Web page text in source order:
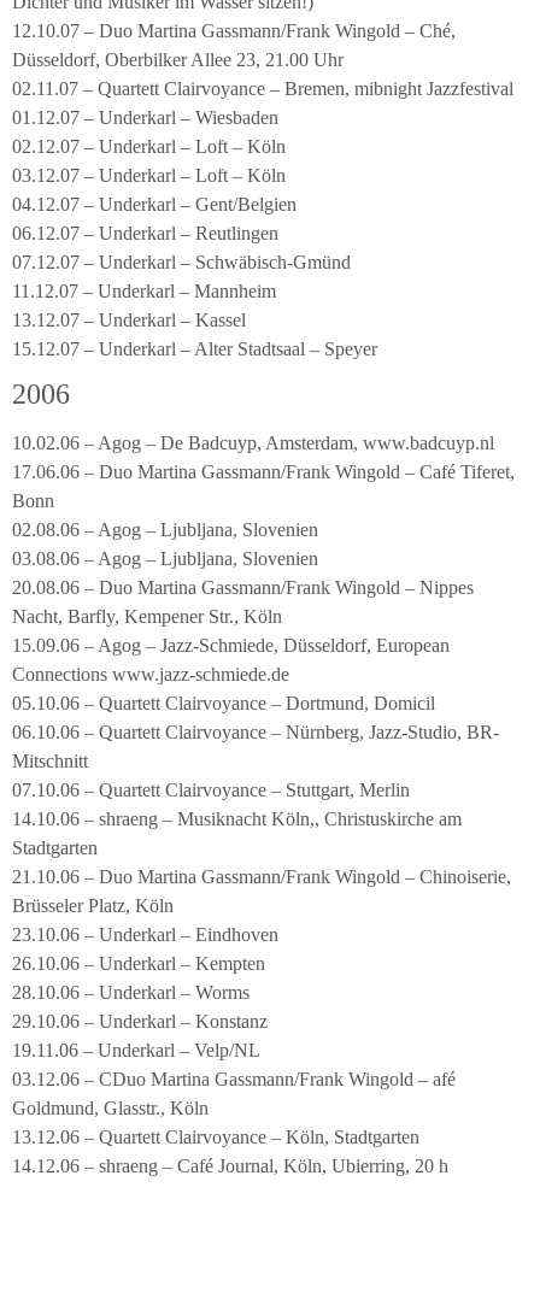
12.10.07 – Duo Martina Gassmann/Frank Wingold – Ché,
Düsseldorf, Oberbilker Allee 23, 21.00 Uhr
02.11.07 – Quartett Clairvoyance – Bremen, mibnight Jazzfestival
01.12.07 – Underkarl – Wiesbaden
02.12.07 – Underkarl – Loft – Köln
03.12.07 – Underkarl – Loft – Köln
04.12.07 – Underkarl – Gent/Belgien
06.12.07 – Underkarl – Reutlingen
07.12.07 – Underkarl – Schwäbisch-Gmünd
11.12.07 – Underkarl – Mannheim
13.12.07 – Underkarl – Kassel
15.12.07 – Underkarl – Alter Stadtsaal – Speyer
2006
10.02.06 – Agog – De Badcuyp, Amsterdam, www.badcuyp.nl
17.06.06 – Duo Martina Gassmann/Frank Wingold – Café Tiferet,
Bonn
02.08.06 – Agog – Ljubljana, Slovenien
03.08.06 – Agog – Ljubljana, Slovenien
20.08.06 – Duo Martina Gassmann/Frank Wingold – Nippes
Nacht, Barfly, Kempener Str., Köln
15.09.06 – Agog – Jazz-Schmiede, Düsseldorf, European
Connections www.jazz-schmiede.de
05.10.06 – Quartett Clairvoyance – Dortmund, Domicil
06.10.06 – Quartett Clairvoyance – Nürnberg, Jazz-Studio, BR-
Mitschnitt
07.10.06 – Quartett Clairvoyance – Stuttgart, Merlin
14.10.06 – shraeng – Musiknacht Köln,, Christuskirche am
Stadtgarten
21.10.06 – Duo Martina Gassmann/Frank Wingold – Chinoiserie,
Brüsseler Platz, Köln
23.10.06 – Underkarl – Eindhoven
26.10.06 – Underkarl – Kempten
28.10.06 – Underkarl – Worms
29.10.06 – Underkarl – Konstanz
19.11.06 – Underkarl – Velp/NL
03.12.06 – CDuo Martina Gassmann/Frank Wingold – afé
Goldmund, Glasstr., Köln
13.12.06 – Quartett Clairvoyance – Köln, Stadtgarten
14.12.06 – shraeng – Café Journal, Köln, Ubierring, 20 h